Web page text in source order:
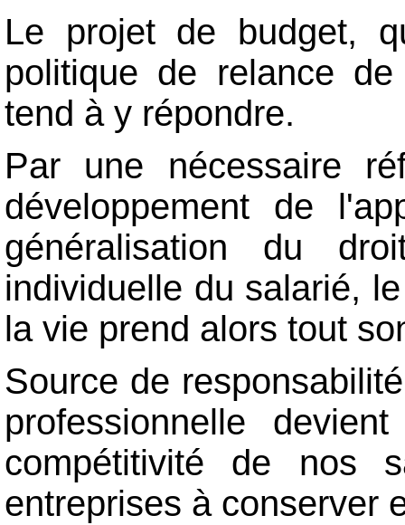
Le projet de budget,
politique de relance
tend à y répondre.
Par une nécessaire
développement de
généralisation du
individuelle du salarié,
la vie prend alors tout
Source de
professionnelle
compétitivité de nos
entreprises à conserver